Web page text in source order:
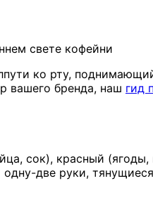
свете кофейни
ко рту,
вашего бренда, наш гид
сок), красный
две руки,